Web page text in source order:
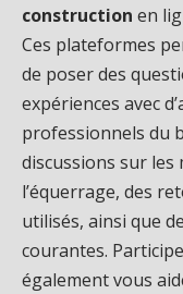
construction en
Ces plateformes
de poser des
expériences avec
professionnels du
discussions sur
l’équerrage, des
utilisés, ainsi que
courantes.
également vous